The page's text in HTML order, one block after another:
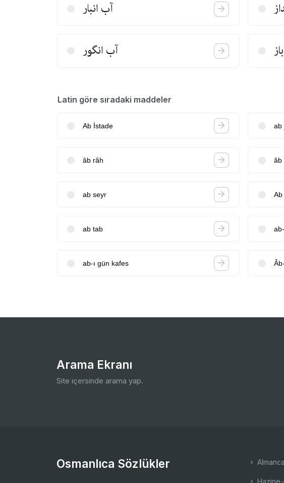
آب انبار
آب انگور
Latin göre sıradaki maddeler
Ab İstade ab
âb râh âb
ab seyr Ab
ab tab
ab-ı gün kafes
Arama Ekranı
Site içersinde arama yap.
Osmanlıca Sözlükler